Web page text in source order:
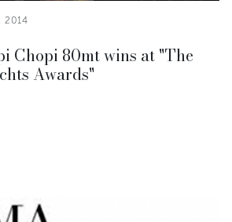
2014
Chopi 80mt wins at "The
Awards"